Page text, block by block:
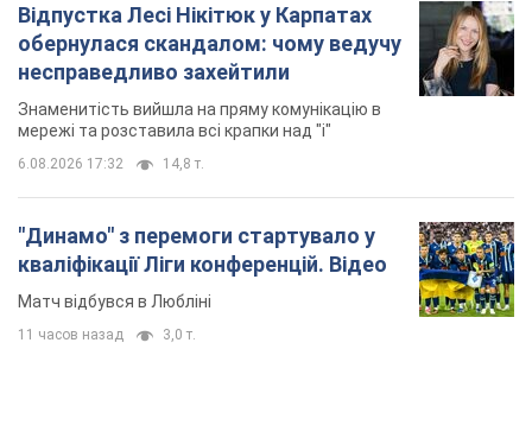
Відпустка Лесі Нікітюк у Карпатах
обернулася скандалом: чому ведучу
несправедливо захейтили
Знаменитість вийшла на пряму комунікацію в
мережі та розставила всі крапки над "і"
6.08.2026 17:32 14,8 т.
"Динамо" з перемоги стартувало у
кваліфікації Ліги конференцій. Відео
Матч відбувся в Любліні
11 часов назад 3,0 т.